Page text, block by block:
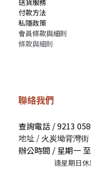
送貨服務
付款方法
私隱政策
會員條款與細則
條款與細則
聯絡我們
查詢電話 / 9213
地址 / 火炭坳背灣
辦公時間 / 星期一
逢星期日休